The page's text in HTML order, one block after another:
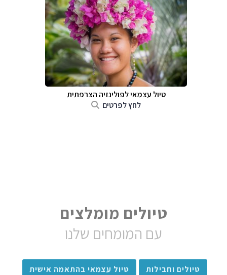
טיול עצמאי לפולינזיה הצרפתית
לחץ לפרטים
טיולים מומלצים
עם המומחים שלנו
טיולים וחבילות טיול עצמאי בהתאמה אישית